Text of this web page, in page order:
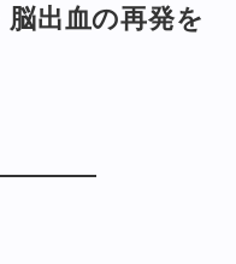
脳出血の再発を